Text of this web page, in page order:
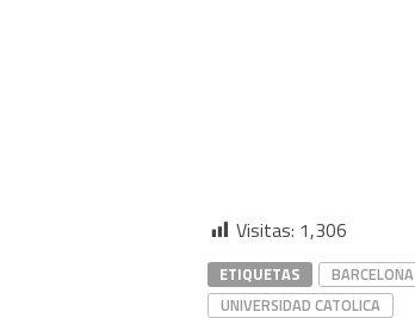
Visitas: 1,306
ETIQUETAS BARCELONA
UNIVERSIDAD CATOLICA